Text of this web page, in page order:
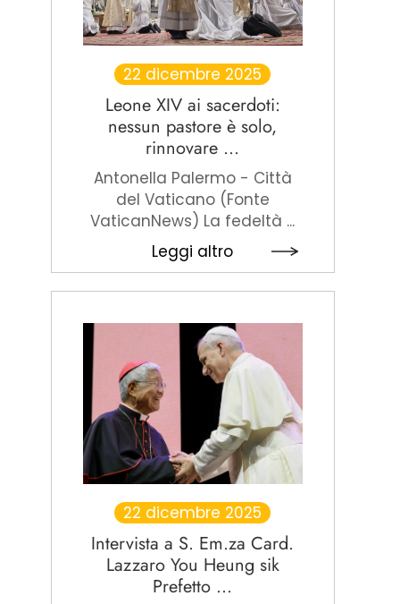
22 dicembre 2025
Leone XIV ai sacerdoti:
nessun pastore è solo,
rinnovare ...
Antonella Palermo - Città
del Vaticano (Fonte
VaticanNews) La fedeltà ...
Leggi altro
22 dicembre 2025
Intervista a S. Em.za Card.
Lazzaro You Heung sik
Prefetto ...